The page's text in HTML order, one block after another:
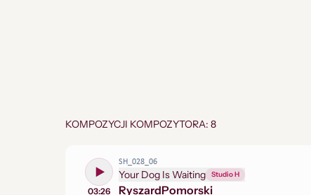
KOMPOZYCJI KOMPOZYTORA: 8
03:26
SH_028_06
Your Dog Is Waiting Studio H
RyszardPomorski